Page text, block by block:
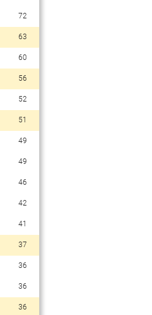
72
63
60
56
52
51
49
49
46
42
41
37
36
36
36